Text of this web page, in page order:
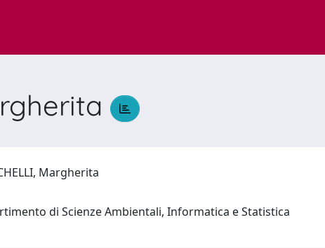
Margherita
di Scienze Ambientali, Informatica e Statistica